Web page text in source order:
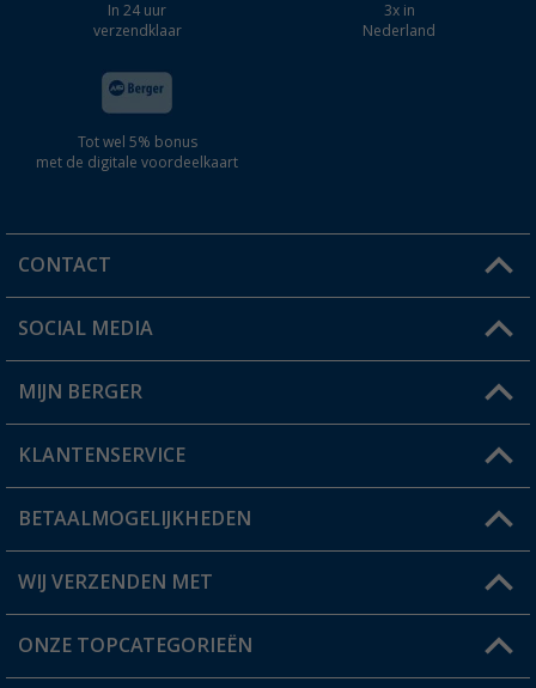
In 24 uur
verzendklaar
3x in
Nederland
Tot wel 5% bonus
met de digitale voordeelkaart
CONTACT
Een vraag?
Winkel vinden
SOCIAL MEDIA
MIJN BERGER
Mijn account
Status bestelling
Verlanglijstje
KLANTENSERVICE
FAQ & Contact
Verzendinformatie
Catalogus
BETAALMOGELIJKHEDEN
WIJ VERZENDEN MET
ONZE TOPCATEGORIEËN